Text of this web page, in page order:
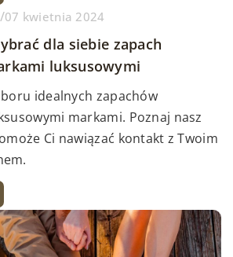
/07 kwietnia 2024
dla siebie zapach
luksusowymi
idealnych zapachów
markami. Poznaj nasz
Ci nawiązać kontakt z Twoim